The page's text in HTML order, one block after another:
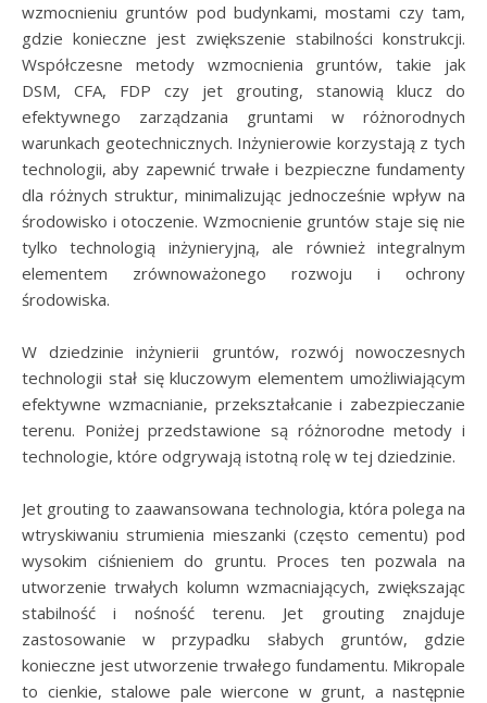
wzmocnieniu gruntów pod budynkami, mostami czy tam,
gdzie konieczne jest zwiększenie stabilności konstrukcji.
Współczesne metody wzmocnienia gruntów, takie jak
DSM, CFA, FDP czy jet grouting, stanowią klucz do
efektywnego zarządzania gruntami w różnorodnych
warunkach geotechnicznych. Inżynierowie korzystają z tych
technologii, aby zapewnić trwałe i bezpieczne fundamenty
dla różnych struktur, minimalizując jednocześnie wpływ na
środowisko i otoczenie. Wzmocnienie gruntów staje się nie
tylko technologią inżynieryjną, ale również integralnym
elementem zrównoważonego rozwoju i ochrony
środowiska.
W dziedzinie inżynierii gruntów, rozwój nowoczesnych
technologii stał się kluczowym elementem umożliwiającym
efektywne wzmacnianie, przekształcanie i zabezpieczanie
terenu. Poniżej przedstawione są różnorodne metody i
technologie, które odgrywają istotną rolę w tej dziedzinie.
Jet grouting to zaawansowana technologia, która polega na
wtryskiwaniu strumienia mieszanki (często cementu) pod
wysokim ciśnieniem do gruntu. Proces ten pozwala na
utworzenie trwałych kolumn wzmacniających, zwiększając
stabilność i nośność terenu. Jet grouting znajduje
zastosowanie w przypadku słabych gruntów, gdzie
konieczne jest utworzenie trwałego fundamentu. Mikropale
to cienkie, stalowe pale wiercone w grunt, a następnie